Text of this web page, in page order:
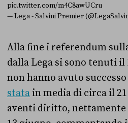
pic.twitter.com/m4C8awUCru
— Lega - Salvini Premier
Alla fine i referendum
dalla Lega si sono tenuti il
non hanno avuto
stata in media di circa il
aventi diritto,